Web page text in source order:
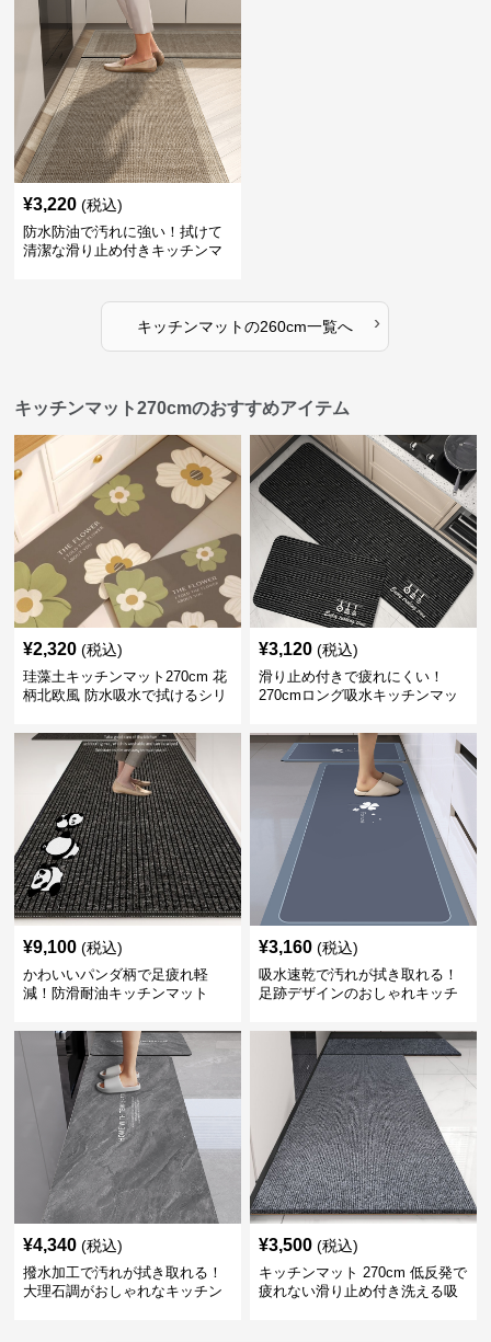
¥3,220 (税込)
防水防油で汚れに強い！拭けて
清潔な滑り止め付きキッチンマ
キッチンマットの260cm一覧へ ›
キッチンマット270cmのおすすめアイテム
¥2,320 (税込)
珪藻土キッチンマット270cm 花
柄北欧風 防水吸水で拭けるシリ
¥3,120 (税込)
滑り止め付きで疲れにくい！
270cmロング吸水キッチンマッ
¥9,100 (税込)
かわいいパンダ柄で足疲れ軽
減！防滑耐油キッチンマット
¥3,160 (税込)
吸水速乾で汚れが拭き取れる！
足跡デザインのおしゃれキッチ
¥4,340 (税込)
撥水加工で汚れが拭き取れる！
大理石調がおしゃれなキッチン
¥3,500 (税込)
キッチンマット 270cm 低反発で
疲れない滑り止め付き洗える吸